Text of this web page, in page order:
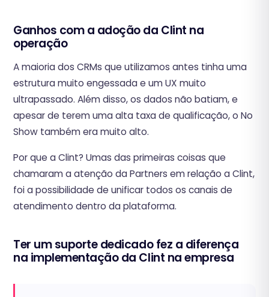
Ganhos com a adoção da Clint na
operação
A maioria dos CRMs que utilizamos antes tinha uma
estrutura muito engessada e um UX muito
ultrapassado. Além disso, os dados não batiam, e
apesar de terem uma alta taxa de qualificação, o No
Show também era muito alto.
‍Por que a Clint? Umas das primeiras coisas que
chamaram a atenção da Partners em relação a Clint,
foi a possibilidade de unificar todos os canais de
atendimento dentro da plataforma.
Ter um suporte dedicado fez a diferença
na implementação da Clint na empresa